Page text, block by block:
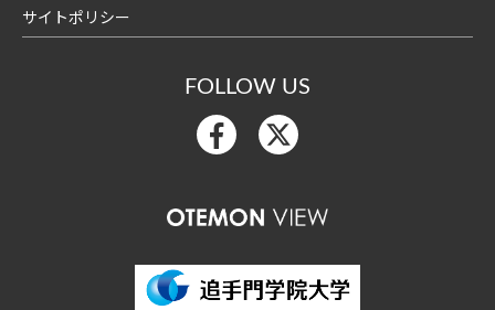
サイトポリシー
FOLLOW US